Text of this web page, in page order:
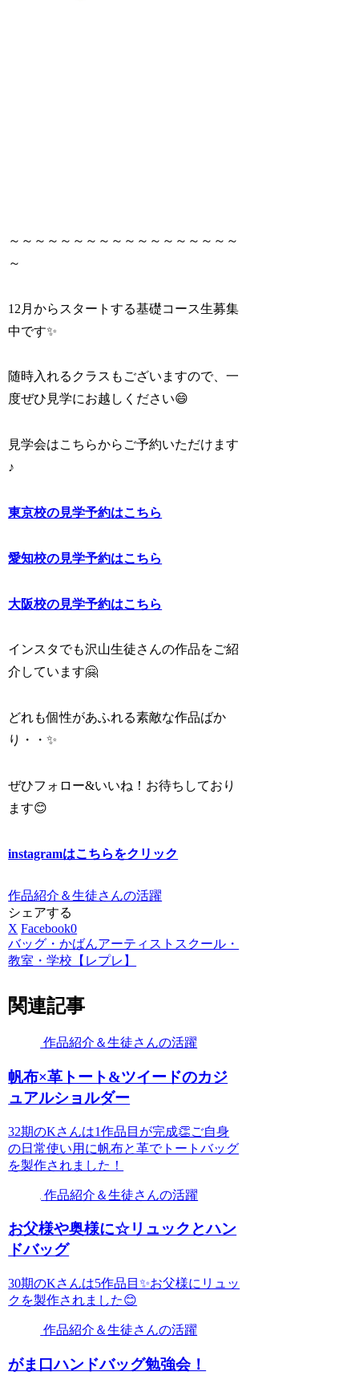
～～～～～～～～～～～～～～～～～～
～
12月からスタートする基礎コース生募集
中です✨
随時入れるクラスもございますので、一
度ぜひ見学にお越しください😄
見学会はこちらからご予約いただけます
♪
東京校の見学予約はこちら
愛知校の見学予約はこちら
大阪校の見学予約はこちら
インスタでも沢山生徒さんの作品をご紹
介しています🤗
どれも個性があふれる素敵な作品ばか
り・・✨
ぜひフォロー&いいね！お待ちしており
ます😊
instagramはこちらをクリック
作品紹介＆生徒さんの活躍
シェアする
X Facebook0
バッグ・かばんアーティストスクール・
教室・学校【レプレ】
関連記事
作品紹介＆生徒さんの活躍
帆布×革トート&ツイードのカジ
ュアルショルダー
32期のKさんは1作品目が完成👏ご自身
の日常使い用に帆布と革でトートバッグ
を製作されました！
作品紹介＆生徒さんの活躍
お父様や奥様に☆リュックとハン
ドバッグ
30期のKさんは5作品目✨お父様にリュッ
クを製作されました😊
作品紹介＆生徒さんの活躍
がま口ハンドバッグ勉強会！